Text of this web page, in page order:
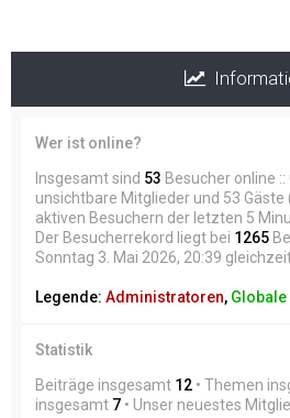
Wer ist online?
Insgesamt sind 53 Besucher online
unsichtbare Mitglieder und 53
aktiven Besuchern der letzten 5
Der Besucherrekord liegt bei 1265
Sonntag 3. Mai 2026, 20:39
Legende: Administratoren,
Statistik
Beiträge insgesamt 12 • Themen
insgesamt 7 • Unser neuestes